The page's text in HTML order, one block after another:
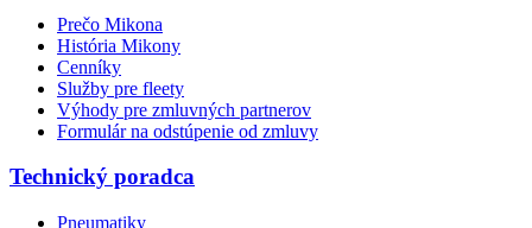
Prečo Mikona
História Mikony
Cenníky
Služby pre fleety
Výhody pre zmluvných partnerov
Formulár na odstúpenie od zmluvy
Technický poradca
Pneumatiky